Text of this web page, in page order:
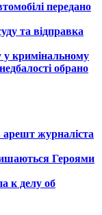
передано
та відправка
у кримінальному
обрано
журналіста
Героями
к делу об